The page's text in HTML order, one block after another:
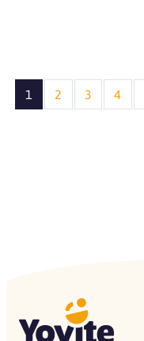
1 2 3 4